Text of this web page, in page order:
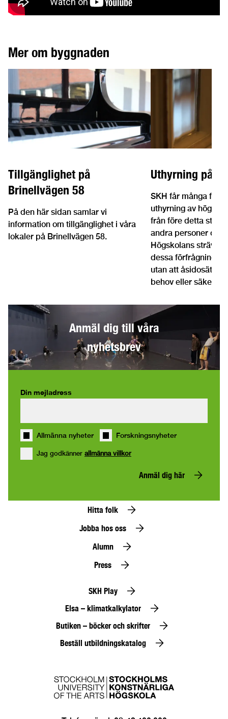
Mer om byggnaden
Tillgänglighet på
Brinellvägen 58
På den här sidan samlar vi
information om tillgänglighet i våra
lokaler på Brinellvägen 58.
Uthyrning på
SKH får många
uthyrning av
från före detta
andra personer och
Högskolans strävan
dessa förfrågningar
utan att åsidosätta
behov eller säkerhet.
Anmäl dig till våra
nyhetsbrev
Din mejladress
Allmänna nyheter Forskningsnyheter
Jag godkänner allmänna villkor
Anmäl dig här
Hitta folk
Jobba hos oss
Alumn
Press
SKH Play
Elsa – klimatkalkylator
Butiken – böcker och skrifter
Beställ utbildningskatalog